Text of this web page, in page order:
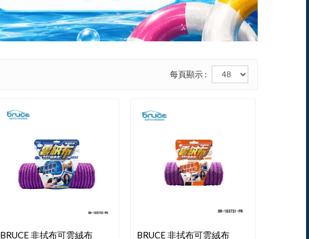
每頁顯示 :
BRUCE 非拭布可雲絨布
BRUCE 非拭布可雲絨布